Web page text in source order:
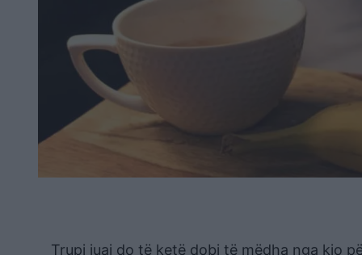
Trupi juaj do të ketë dobi të mëdha nga kjo